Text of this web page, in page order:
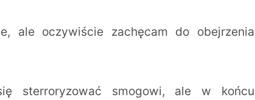
ale oczywiście zachęcam do obejrzenia
sterroryzować smogowi, ale w końcu